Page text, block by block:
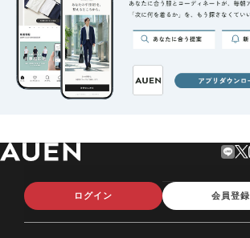
ログイン 会員登録